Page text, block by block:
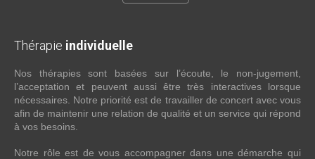
Thérapie individuelle
Nos thérapies sont basées sur l’écoute, le non-jugement,
l’acceptation et peuvent aussi être très interactives lorsque
nécessaires. Notre priorité est de travailler de concert avec vous
afin de maintenir une relation de qualité et un service qui répond
à vos besoins.
Notre rôle est de vous accompagner dans une démarche qui